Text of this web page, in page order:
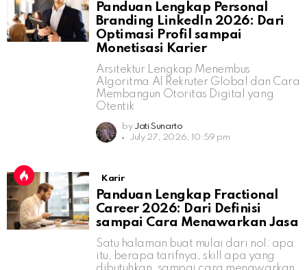
Panduan Lengkap Personal
Branding LinkedIn 2026: Dari
Optimasi Profil sampai
Monetisasi Karier
Arsitektur Lengkap Menembus
Algoritma AI Rekruter Global dan Cara
Membangun Otoritas Digital yang
Otentik
by Jati Sunarto
July 27, 2026, 10:59 pm
Karir
Panduan Lengkap Fractional
Career 2026: Dari Definisi
sampai Cara Menawarkan Jasa
Satu halaman buat mulai dari nol: apa
itu, berapa tarifnya, skill apa yang